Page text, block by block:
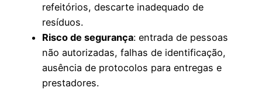
refeitórios, descarte inadequado de
resíduos.
Risco de segurança: entrada de pessoas
não autorizadas, falhas de identificação,
ausência de protocolos para entregas e
prestadores.